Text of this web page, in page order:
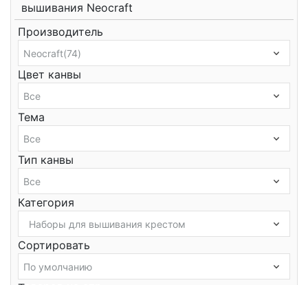
вышивания Neocraft
Производитель
Цвет канвы
Тема
Тип канвы
Категория
Сортировать